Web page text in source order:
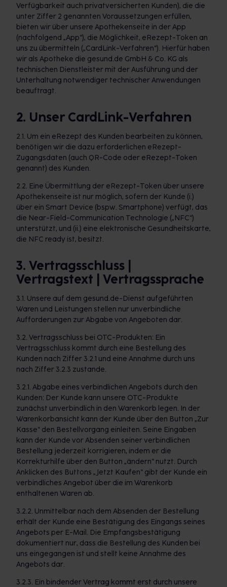
Verfügbarkeit auch privatversicherten Kunden), die die
unter Ziffer 2 genannten Voraussetzungen erfüllen,
bieten wir über unsere Apothekenseite in der App
(nachfolgend „App“), die Möglichkeit, eRezept-Token an
uns zu übermitteln („CardLink-Verfahren“). Hierfür haben
wir als Apotheke die gesund.de GmbH & Co. KG als
technischen Dienstleister mit der Ausführung und der
Unterhaltung notwendiger technischer Anwendungen
beauftragt.
2. Unser CardLink-Verfahren
2.1. Um ein eRezept des Kunden bearbeiten zu können,
benötigen wir die dazu erforderlichen eRezept-
Zugangsdaten (auch QR-Code oder eRezept-Token
genannt) des Kunden.
2.2. Eine Übermittlung der eRezept-Token über unsere
Apothekenseite ist nur möglich, sofern der Kunde (i.)
über ein Smart Device (bspw. Smartphone) verfügt, das
die Near-Field-Communication Technologie („NFC“)
unterstützt, und (ii.) eine elektronische Gesundheitskarte,
die NFC ready ist, besitzt.
3. Vertragsschluss |
Vertragstext | Vertragssprache
3.1. Unsere auf dem gesund.de-Dienst aufgeführten
Waren und Leistungen stellen nur unverbindliche
Aufforderungen zur Abgabe von Angeboten dar.
3.2. Vertragsschluss bei OTC-Produkten: Ein
Vertragsschluss kommt durch eine Bestellung des
Kunden nach Ziffer 3.2.1 und eine Annahme durch uns
nach Ziffer 3.2.3 zustande.
3.2.1. Abgabe eines verbindlichen Angebots durch den
Kunden: Der Kunde kann unsere OTC-Produkte
zunächst unverbindlich in den Warenkorb legen. In der
Warenkorbansicht kann der Kunde über den Button „Zur
Kasse“ den Bestellvorgang einleiten. Seine Eingaben
kann der Kunde vor Absenden seiner verbindlichen
Bestellung jederzeit korrigieren, indem er die
Korrekturhilfe über den Button „ändern“ nutzt. Durch
Anklicken des Buttons „Jetzt Kaufen“ gibt der Kunde ein
verbindliches Angebot über die im Warenkorb
enthaltenen Waren ab.
3.2.2. Unmittelbar nach dem Absenden der Bestellung
erhält der Kunde eine Bestätigung des Eingangs seines
Angebots per E-Mail. Die Empfangsbestätigung
dokumentiert nur, dass die Bestellung des Kunden bei
uns eingegangen ist und stellt keine Annahme des
Angebots dar.
3.2.3. Ein bindender Vertrag kommt erst durch unsere